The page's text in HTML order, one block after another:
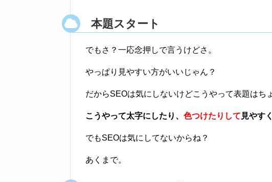
本題スタート
でもさ？一応念押しで言うけどさ。
やっぱり見やすい方がいいじゃん？
だからSEOは気にしないけどこうやって表題はち
こうやって太字にしたり、 色つけたりして 見やす
でもSEOは気にしてないからね？
あくまで。